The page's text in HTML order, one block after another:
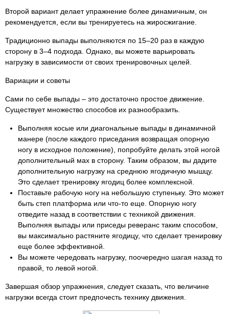
Второй вариант делает упражнение более динамичным, он
рекомендуется, если вы тренируетесь на жиросжигание.
Традиционно выпады выполняются по 15–20 раз в каждую
сторону в 3–4 подхода. Однако, вы можете варьировать
нагрузку в зависимости от своих тренировочных целей.
Вариации и советы
Сами по себе выпады – это достаточно простое движение.
Существует множество способов их разнообразить.
Выполняя косые или диагональные выпады в динамичной
манере (после каждого приседания возвращая опорную
ногу в исходное положение), попробуйте делать этой ногой
дополнительный мах в сторону. Таким образом, вы дадите
дополнительную нагрузку на среднюю ягодичную мышцу.
Это сделает тренировку ягодиц более комплексной.
Поставьте рабочую ногу на небольшую ступеньку. Это может
быть степ платформа или что-то еще. Опорную ногу
отведите назад в соответствии с техникой движения.
Выполняя выпады или приседы реверанс таким способом,
вы максимально растяните ягодицу, что сделает тренировку
еще более эффективной.
Вы можете чередовать нагрузку, поочередно шагая назад то
правой, то левой ногой.
Завершая обзор упражнения, следует сказать, что величине
нагрузки всегда стоит предпочесть технику движения.